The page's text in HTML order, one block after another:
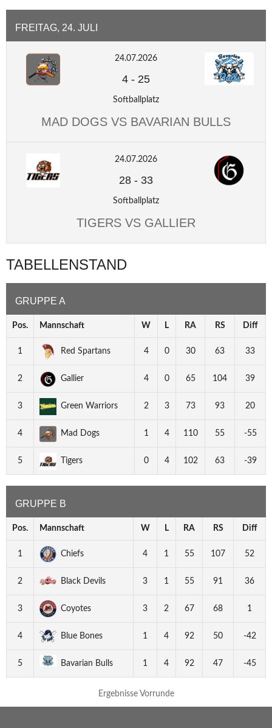
FREITAG, 24. JULI
24.07.2026
4 - 25
Softballplatz
MAD DOGS VS BAVARIAN BULLS
24.07.2026
28 - 33
Softballplatz
TIGERS VS GALLIER
TABELLENSTAND
GRUPPE A
Pos. Mannschaft W L RA RS Diff
1 Red Spartans 4 0 30 63 33
2 Gallier 4 0 65 104 39
3 Green Warriors 2 3 73 93 20
4 Mad Dogs 1 4 110 55 -55
5 Tigers 0 4 102 63 -39
GRUPPE B
Pos. Mannschaft W L RA RS Diff
1 Chiefs 4 1 55 107 52
2 Black Devils 3 1 55 91 36
3 Coyotes 3 2 67 68 1
4 Blue Bones 1 4 92 50 -42
5 Bavarian Bulls 1 4 92 47 -45
Ergebnisse Vorrunde